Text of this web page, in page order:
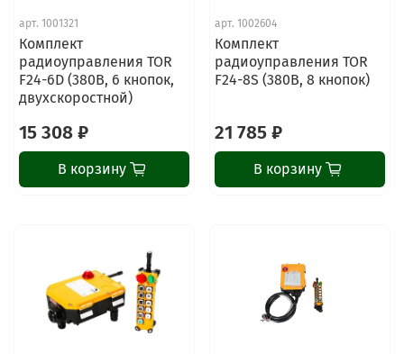
арт. 1001321
Комплект
радиоуправления TOR
F24-6D (380В, 6 кнопок,
двухскоростной)
15 308 ₽
В корзину
арт. 1002604
Комплект
радиоуправления TOR
F24-8S (380В, 8 кнопок)
21 785 ₽
В корзину
online
Наши мессенджеры